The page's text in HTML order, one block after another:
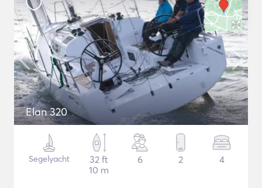
Elan 320
Segelyacht
32 ft
10 m
6 2 4